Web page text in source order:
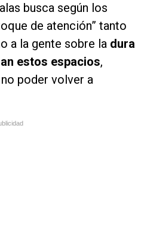
busca según los
de atención” tanto
a la gente sobre la dura
estos espacios,
poder volver a